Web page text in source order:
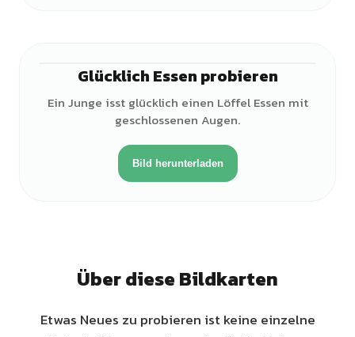
Glücklich Essen probieren
Ein Junge isst glücklich einen Löffel Essen mit
geschlossenen Augen.
Bild herunterladen
Über diese Bildkarten
Etwas Neues zu probieren ist keine einzelne